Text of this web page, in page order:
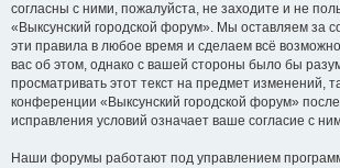
согласны с ними, пожалуйста, не заходите и не
«Выксунский городской форум». Мы оставляем за
эти правила в любое время и сделаем всё
вас об этом, однако с вашей стороны было бы
просматривать этот текст на предмет изменений,
конференции «Выксунский городской форум»
исправления условий означает ваше согласие с
Наши форумы работают под управлением